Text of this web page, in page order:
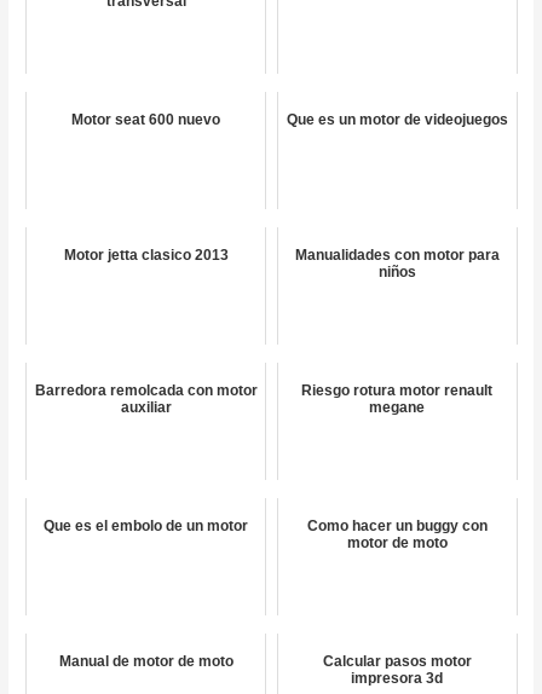
Motor seat 600 nuevo Que es un motor de videojuegos
Motor jetta clasico 2013
Manualidades con motor para
niños
Barredora remolcada con motor
auxiliar
Riesgo rotura motor renault
megane
Que es el embolo de un motor
Como hacer un buggy con
motor de moto
Manual de motor de moto
Calcular pasos motor
impresora 3d